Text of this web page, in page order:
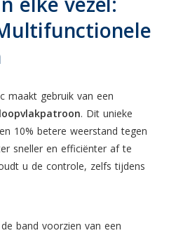
maakt gebruik van een
. Dit unieke
10% betere weerstand tegen
sneller en efficiënter af te
u de controle, zelfs tijdens
band voorzien van een